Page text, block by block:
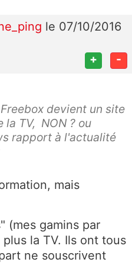
le 07/10/2016
+ -
devient un site
la TV, NON ? ou
rapport à l'actualité
mais
(mes gamins par
la TV. Ils ont tous
ne souscrivent